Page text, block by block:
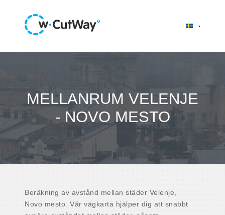
MELLANRUM VELENJE
- NOVO MESTO
Beräkning av avstånd mellan städer Velenje,
Novo mesto. Vår vägkarta hjälper dig att snabbt